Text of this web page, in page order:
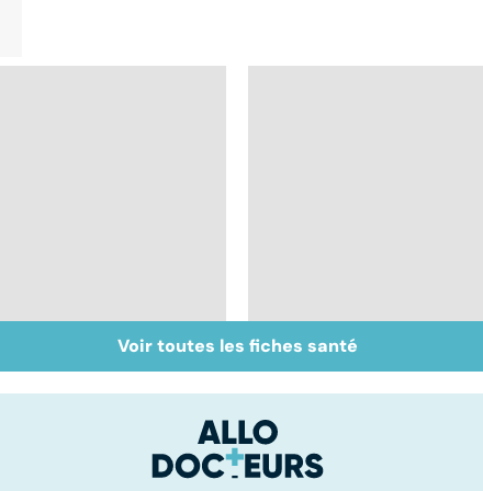
Staphylocoque doré :
une bactérie sous
Comprendre les
myopathies
Voir toutes les fiches santé